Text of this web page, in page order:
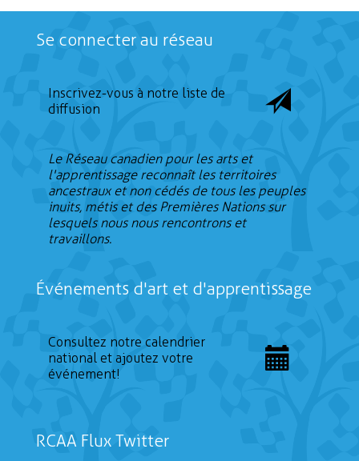
Se connecter au réseau
Inscrivez-vous à notre liste de
diffusion
Le Réseau canadien pour les arts et
l'apprentissage reconnaît les territoires
ancestraux et non cédés de tous les peuples
inuits, métis et des Premières Nations sur
lesquels nous nous rencontrons et
travaillons.
Événements d'art et d'apprentissage
Consultez notre calendrier
national et ajoutez votre
événement!
RCAA Flux Twitter